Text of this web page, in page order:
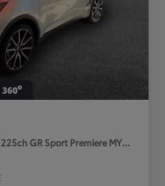
GR Sport Premiere MY25